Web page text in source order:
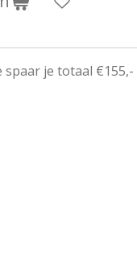
spaar je totaal €155,-